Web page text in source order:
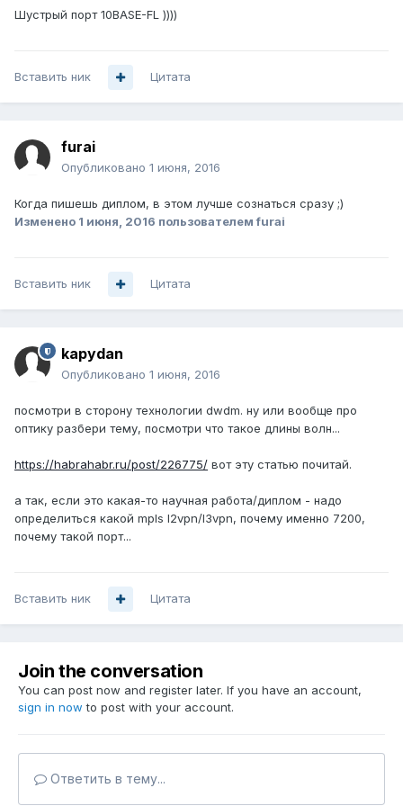
Шустрый порт 10BASE-FL ))))
Вставить ник Цитата
furai
Опубликовано 1 июня, 2016
Когда пишешь диплом, в этом лучше сознаться сразу ;)
Изменено 1 июня, 2016 пользователем furai
Вставить ник Цитата
kapydan
Опубликовано 1 июня, 2016
посмотри в сторону технологии dwdm. ну или вообще про
оптику разбери тему, посмотри что такое длины волн...
https://habrahabr.ru/post/226775/ вот эту статью почитай.
а так, если это какая-то научная работа/диплом - надо
определиться какой mpls l2vpn/l3vpn, почему именно 7200,
почему такой порт...
Вставить ник Цитата
Join the conversation
You can post now and register later. If you have an account,
sign in now to post with your account.
Ответить в тему...